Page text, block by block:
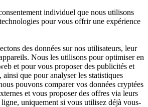
individuel que nous utilisons
pour vous offrir une expérience
des données sur nos utilisateurs, leur
Nous les utilisons pour optimiser en
et pour vous proposer des publicités et
ainsi que pour analyser les statistiques
pouvons comparer vos données cryptées
et vous proposer des offres via leurs
uniquement si vous utilisez déjà vous-